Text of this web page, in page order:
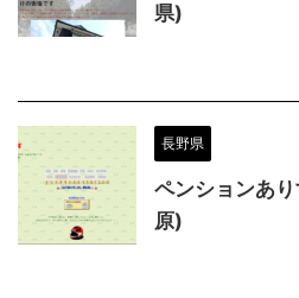
県)
長野県
ペンションあ
原)